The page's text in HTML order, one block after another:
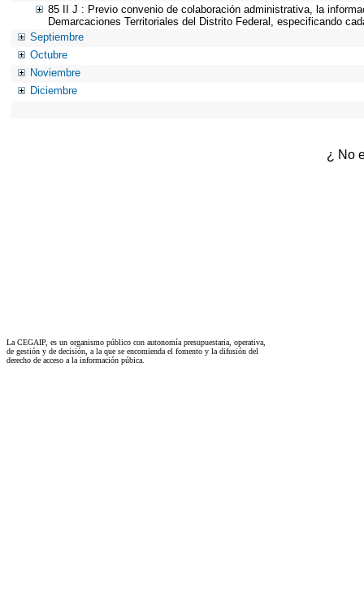
85 II J : Previo convenio de colaboración administrativa, la
Demarcaciones Territoriales del Distrito Federal, especificando
Septiembre
Octubre
Noviembre
Diciembre
¿ No
La CEGAIP, es un organismo público con autonomía presupuestaria, operativa,
de gestión y de decisión, a la que se encomienda el fomento y la difusión del
derecho de acceso a la información púbica.